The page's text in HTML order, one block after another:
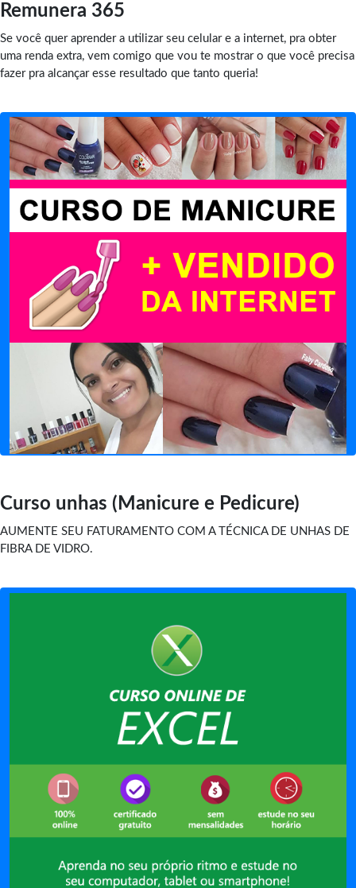
Remunera 365
Se você quer aprender a utilizar seu celular e a internet, pra obter
uma renda extra, vem comigo que vou te mostrar o que você precisa
fazer pra alcançar esse resultado que tanto queria!
Curso unhas (Manicure e Pedicure)
AUMENTE SEU FATURAMENTO COM A TÉCNICA DE UNHAS DE
FIBRA DE VIDRO.